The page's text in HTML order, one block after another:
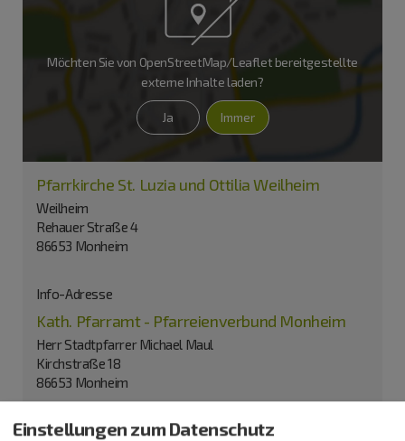
Möchten Sie von OpenStreetMap/Leafletbereitgestellte
externe Inhalte laden?
Ja Immer
Pfarrkirche St. Luzia und Ottilia Weilheim
Weilheim
Rehauer Straße 4
86653 Monheim
Info-Adresse
Kath. Pfarramt - Pfarreienverbund Monheim
Herr Stadtpfarrer Michael Maul
Kirchstraße 18
86653 Monheim
09091 5951
Einstellungen zum Datenschutz